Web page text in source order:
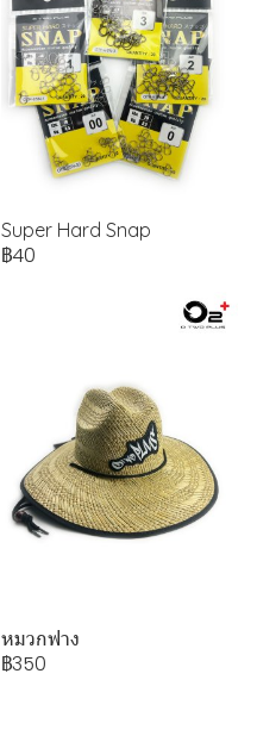
Super Hard Snap
฿40
หมวกฟาง
฿350